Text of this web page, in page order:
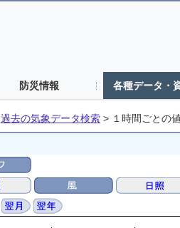
防災情報 各種データ・
過去の気象データ検索 > １時間ごとの